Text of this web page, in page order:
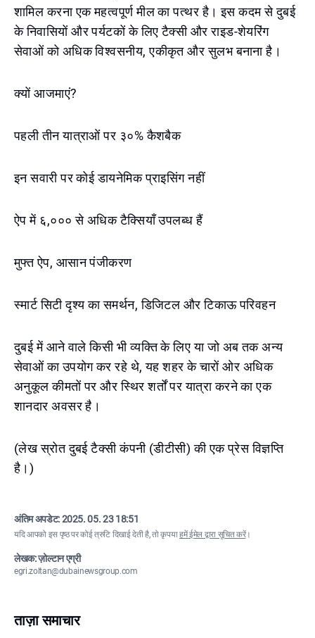
शामिल करना एक महत्वपूर्ण मील का पत्थर है। इस कदम से दुबई
के निवासियों और पर्यटकों के लिए टैक्सी और राइड-शेयरिंग
सेवाओं को अधिक विश्वसनीय, एकीकृत और सुलभ बनाना है।
क्यों आजमाएं?
पहली तीन यात्राओं पर ३०% कैशबैक
इन सवारी पर कोई डायनेमिक प्राइसिंग नहीं
ऐप में ६,००० से अधिक टैक्सियाँ उपलब्ध हैं
मुफ्त ऐप, आसान पंजीकरण
स्मार्ट सिटी दृश्य का समर्थन, डिजिटल और टिकाऊ परिवहन
दुबई में आने वाले किसी भी व्यक्ति के लिए या जो अब तक अन्य
सेवाओं का उपयोग कर रहे थे, यह शहर के चारों ओर अधिक
अनुकूल कीमतों पर और स्थिर शर्तों पर यात्रा करने का एक
शानदार अवसर है।
(लेख स्रोत दुबई टैक्सी कंपनी (डीटीसी) की एक प्रेस विज्ञप्ति
है।)
अंतिम अपडेट:2025. 05. 23 18:51
यदि आपको इस पृष्ठ पर कोई त्रुटि दिखाई देती है, तो कृपयाहमें ईमेल द्वारा सूचित करें।
लेखक: ज़ोल्टान एग्री
egri.zoltan@dubainewsgroup.com
ताज़ा समाचार